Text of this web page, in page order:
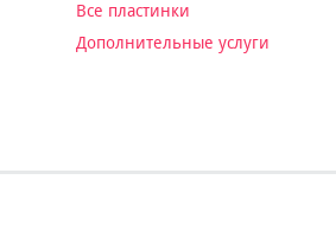
Все пластинки
Дополнительные услуги